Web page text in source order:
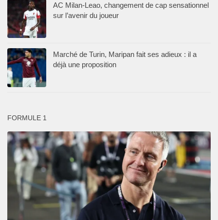
AC Milan-Leao, changement de cap sensationnel
sur l’avenir du joueur
Marché de Turin, Maripan fait ses adieux : il a
déjà une proposition
FORMULE 1